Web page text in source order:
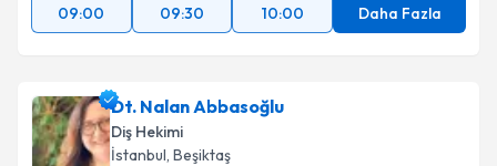
09:00
09:30 10:00 Daha Fazla
Dt. Nalan Abbasoğlu
Diş Hekimi
İstanbul, Beşiktaş